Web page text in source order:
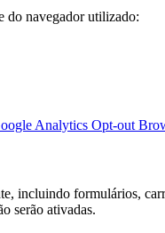
do navegador utilizado:
Analytics Opt-out
incluindo formulários,
serão ativadas.